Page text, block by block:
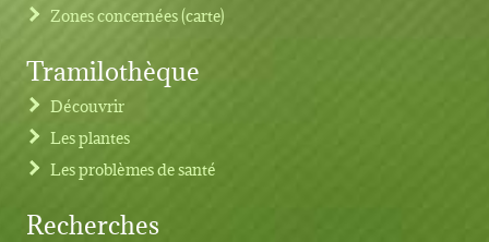
Zones concernées (carte)
Tramilothèque
Découvrir
Les plantes
Les problèmes de santé
Recherches